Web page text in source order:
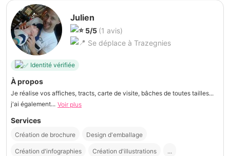
Julien
5/5 (1 avis)
Se déplace à Trazegnies
Identité vérifiée
À propos
Je réalise vos affiches, tracts, carte de visite, bâches de toutes tailles...
j'ai également... Voir plus
Services
Création de brochure Design d'emballage
Création d'infographies Création d'illustrations ...